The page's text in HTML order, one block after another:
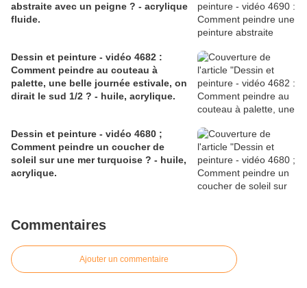
abstraite avec un peigne ? - acrylique
fluide.
Dessin et peinture - vidéo 4682 :
Comment peindre au couteau à
palette, une belle journée estivale, on
dirait le sud 1/2 ? - huile, acrylique.
Dessin et peinture - vidéo 4680 ;
Comment peindre un coucher de
soleil sur une mer turquoise ? - huile,
acrylique.
Commentaires
Ajouter un commentaire